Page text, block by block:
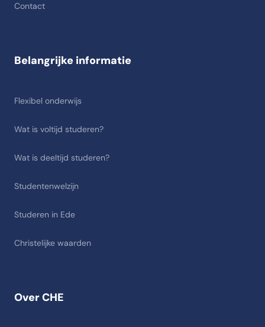
Contact
Over CHE
Belangrijke informatie
Flexibel onderwijs
Wat is voltijd studeren?
Wat is deeltijd studeren?
Studentenwelzijn
Studeren in Ede
Christelijke waarden